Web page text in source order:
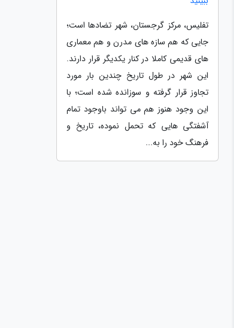
تفلیس، مرکز گرجستان، شهر تضادها است؛
جایی که هم سازه های مدرن و هم معماری
های قدیمی کاملا در کنار یکدیگر قرار دارند.
این شهر در طول تاریخ چندین بار مورد
تجاوز قرار گرفته و سوزانده شده است؛ با
این وجود هنوز هم می تواند باوجود تمام
آشفتگی هایی که تحمل نموده، تاریخ و
فرهنگ خود را به...